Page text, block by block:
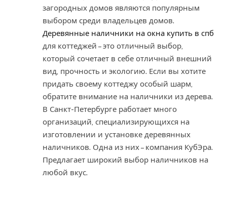
загородных домов являются популярным
выбором среди владельцев домов.
Деревянные наличники на окна купить в спб
для коттеджей – это отличный выбор,
который сочетает в себе отличный внешний
вид, прочность и экологию. Если вы хотите
придать своему коттеджу особый шарм,
обратите внимание на наличники из дерева.
В Санкт-Петербурге работает много
организаций, специализирующихся на
изготовлении и установке деревянных
наличников. Одна из них – компания КубЭра.
Предлагает широкий выбор наличников на
любой вкус.